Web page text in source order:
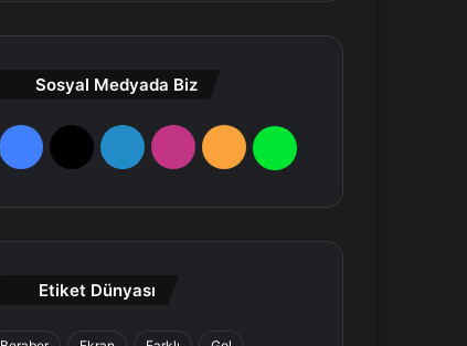
Sosyal Medyada Biz
F
e
X
L
R
W
a
Etiket Dünyası